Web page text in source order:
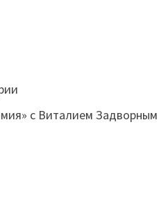
с Виталием Задворным